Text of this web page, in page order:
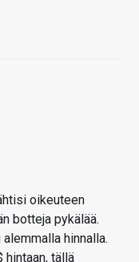
oikeuteen
botteja pykälää.
hinnalla.
hintaan, tällä